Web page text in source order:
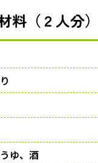
料（２人分）
ゆ、酒